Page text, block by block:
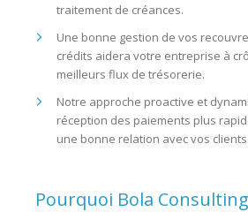
traitement de créances.
Une bonne gestion de vos
crédits aidera votre entreprise à
meilleurs flux de trésorerie.
Notre approche proactive et
réception des paiements plus
une bonne relation avec vos clients
Pourquoi Bola